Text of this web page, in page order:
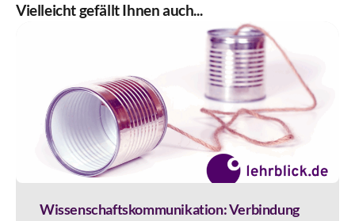
Vielleicht gefällt Ihnen auch...
Wissenschaftskommunikation: Verbindung